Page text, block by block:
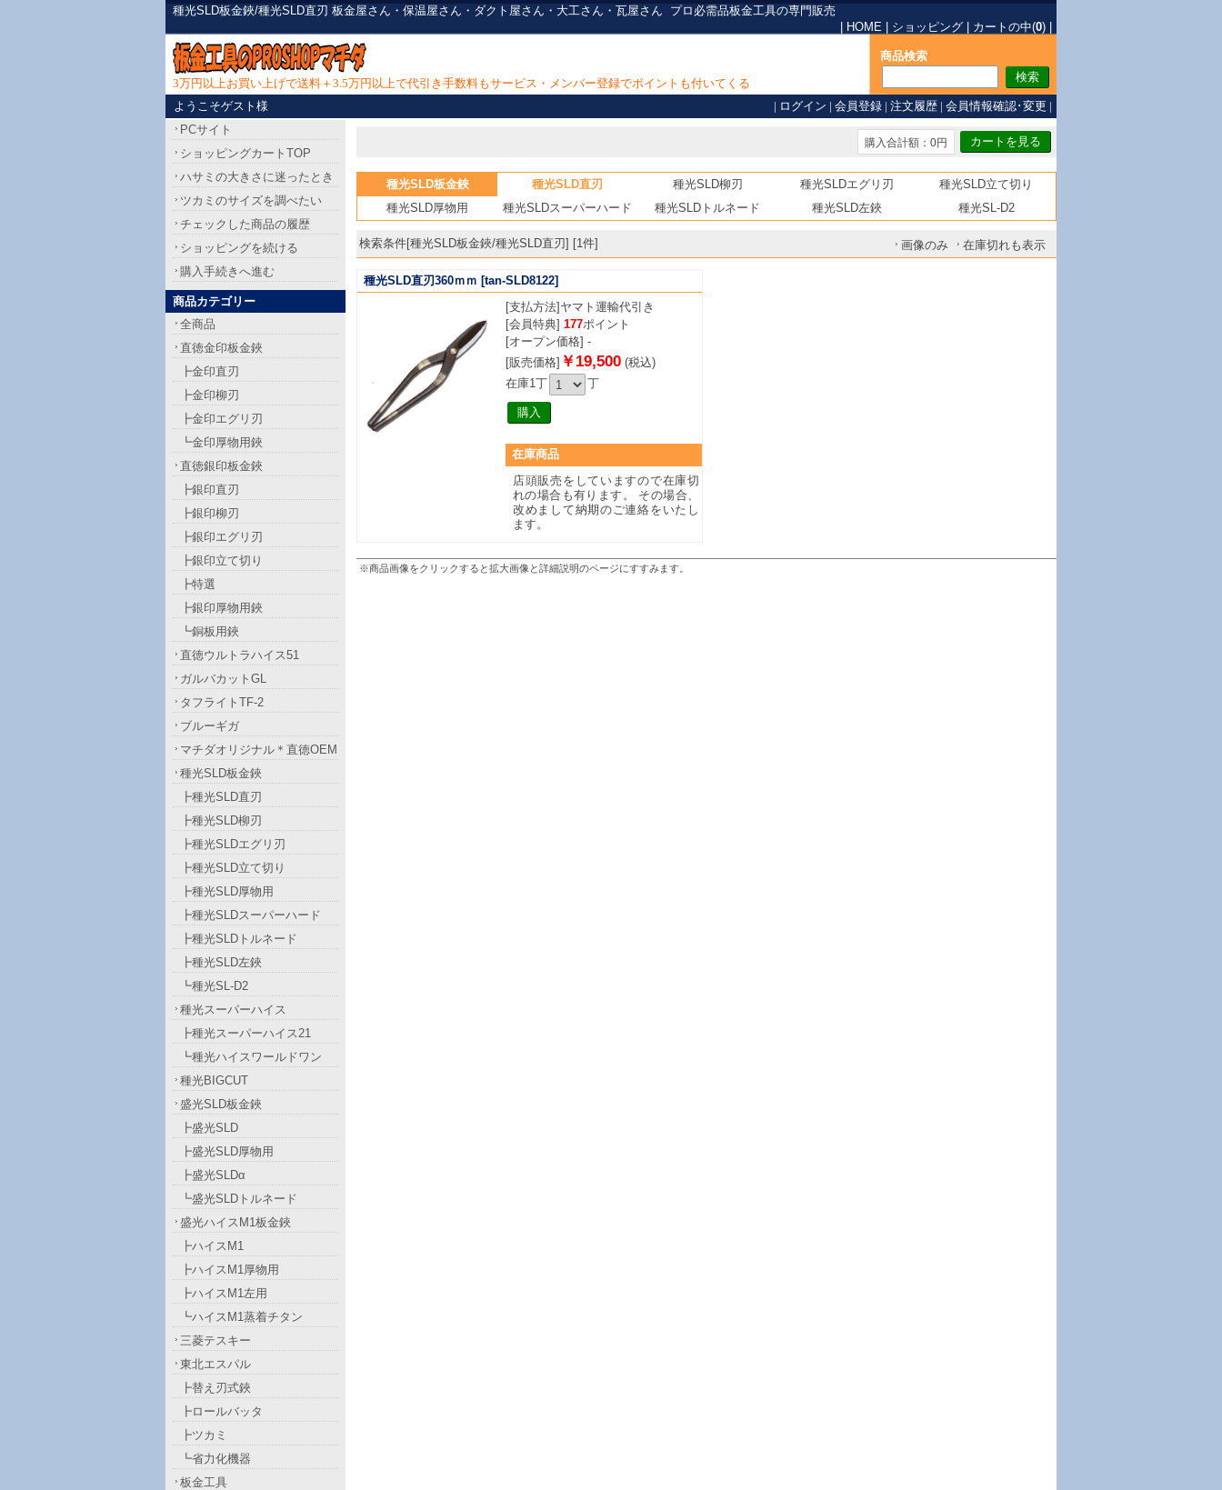
種光SLD板金鋏/種光SLD直刃 板金屋さん・保温屋さん・ダクト屋さん・大工さん・瓦屋さん プロ必需品板金工具の専門販売
HOME ショッピング カートの中(0)
3万円以上お買い上げで送料＋3.5万円以上で代引き手数料もサービス・メンバー登録でポイントも付いてくる
商品検索
ようこそゲスト様 | ログイン | 会員登録 | 注文履歴 | 会員情報確認･変更 |
購入合計額：0円
種光SLD板金鋏 種光SLD直刃 種光SLD柳刃 種光SLDエグリ刃
種光SLD立て切り
種光SLD厚物用
種光SLDスーパーハード 種光SLDトルネード 種光SLD左鋏 種光SL-D2
検索条件[種光SLD板金鋏/種光SLD直刃] [1件] 画像のみ 在庫切れも表示
種光SLD直刃360ｍｍ [tan-SLD8122]
[支払方法] ヤマト運輸代引き
[会員特典] 177ポイント
[オープン価格] -
[販売価格] ￥19,500(税込)
在庫1丁
丁
在庫商品
店頭販売をしていますので在庫切
れの場合も有ります。 その場合、
改めまして納期のご連絡をいたし
ます。
※商品画像をクリックすると拡大画像と詳細説明のページにすすみます。
PCサイト
ショッピングカートTOP
ハサミの大きさに迷ったとき
ツカミのサイズを調べたい
チェックした商品の履歴
ショッピングを続ける
購入手続きへ進む
商品カテゴリー
全商品
直徳金印板金鋏
┣金印直刃
┣金印柳刃
┣金印エグリ刃
┗金印厚物用鋏
直徳銀印板金鋏
┣銀印直刃
┣銀印柳刃
┣銀印エグリ刃
┣銀印立て切り
┣特選
┣銀印厚物用鋏
┗銅板用鋏
直徳ウルトラハイス51
ガルバカットGL
タフライトTF-2
ブルーギガ
マチダオリジナル＊直徳OEM
種光SLD板金鋏
┣種光SLD直刃
┣種光SLD柳刃
┣種光SLDエグリ刃
┣種光SLD立て切り
┣種光SLD厚物用
┣種光SLDスーパーハード
┣種光SLDトルネード
┣種光SLD左鋏
┗種光SL-D2
種光スーパーハイス
┣種光スーパーハイス21
┗種光ハイスワールドワン
種光BIGCUT
盛光SLD板金鋏
┣盛光SLD
┣盛光SLD厚物用
┣盛光SLDα
┗盛光SLDトルネード
盛光ハイスM1板金鋏
┣ハイスM1
┣ハイスM1厚物用
┣ハイスM1左用
┗ハイスM1蒸着チタン
三菱テスキー
東北エスパル
┣替え刃式鋏
┣ロールバッタ
┣ツカミ
┗省力化機器
板金工具